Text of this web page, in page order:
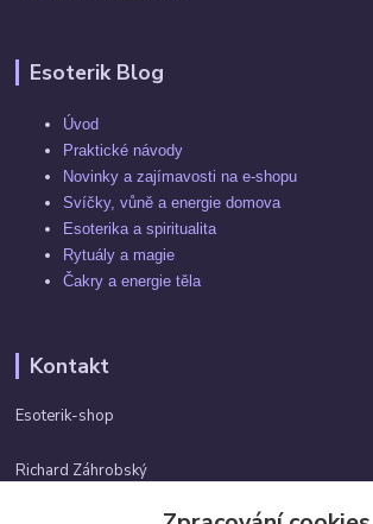
Esoterik Blog
Úvod
Praktické návody
Novinky a zajímavosti na e-shopu
Svíčky, vůně a energie domova
Esoterika a spiritualita
Rytuály a magie
Čakry a energie těla
Kontakt
Esoterik-shop
Richard Záhrobský